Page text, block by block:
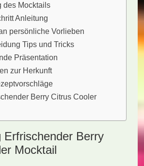
des Mocktails
Anleitung
persönliche Vorlieben
Tips und Tricks
Präsentation
zur Herkunft
Berry Citrus Cooler
Erfrischender Berry
Mocktail